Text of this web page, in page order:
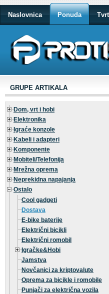
Naslovnica Ponuda
GRUPE ARTIKALA
Dom, vrt i hobi
Elektronika
Igraće konzole
Kabeli i adapteri
Komponente
Mobiteli/Telefonija
Mrežna oprema
Neprekidna napajanja
Ostalo
Cool gadgeti
Dostava
E-bike baterije
Električni bicikli
Električni romobil
Igračke&Hobi
Jamstva
Novčanici za kriptovalute
Oprema za bicikle i romobile
Punjači za električna vozila